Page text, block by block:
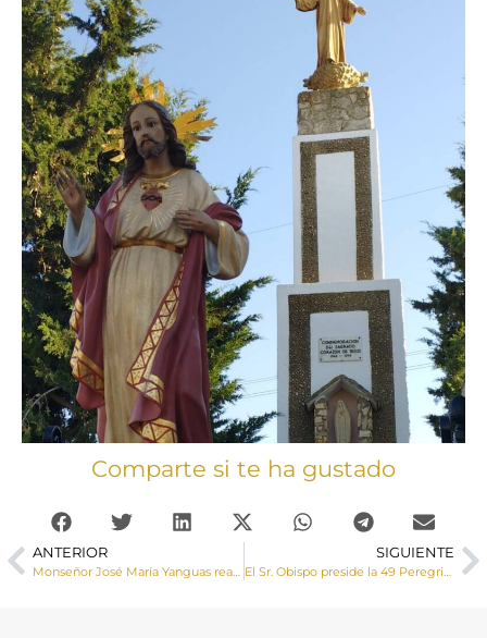
Comparte si te ha gustado
ANTERIOR SIGUIENTE